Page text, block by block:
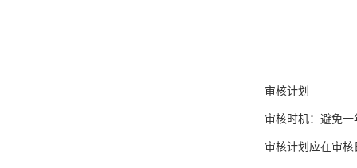
审核计划
审核时机：避免
审核计划应在审